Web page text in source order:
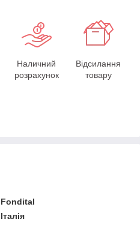
Наличний
розрахунок
Відсилання
товару
Fondital
Італія